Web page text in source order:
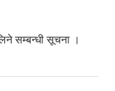
सम्बन्धी सूचना ।